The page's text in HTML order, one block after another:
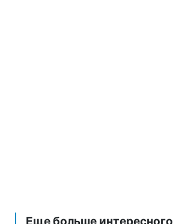
Еще больше интересного